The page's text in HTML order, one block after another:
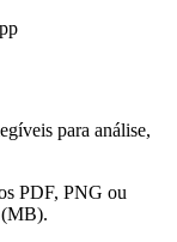
para análise,
PDF, PNG ou
(MB).